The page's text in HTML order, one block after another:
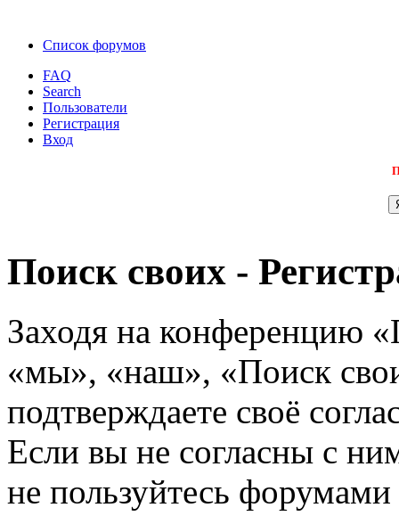
Список форумов
FAQ
Search
Пользователи
Регистрация
Вход
Поиск своих -
Заходя на конференцию
«мы», «наш», «Поиск
подтверждаете своё
Если вы не согласны с
не пользуйтесь